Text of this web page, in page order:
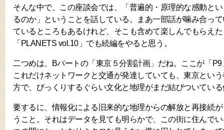
そんな中で、この座談会では、「普遍的・原理的な感動と
るのか」ということを話している。まあ一部話が噛み合っ
ているところもあるけれど、そこも含めて楽しんでもらえ
「PLANETS vol.10」でも続編をやると思う。
二つめは、Bパートの「東京５分割計画」だね。ここが「
これだけネットワークと交通が発達していても、東京とい
方で、びっくりするぐらい文化と地理がまだ結びついてい
要するに、情報化による旧来的な地理からの解放と再接続
うこと。それはデータを見ても明らかで、この街に住んで